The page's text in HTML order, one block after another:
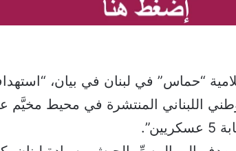
“حماس” في لبنان في بيان،
اللبناني المنتشرة في محيط مخيَّم